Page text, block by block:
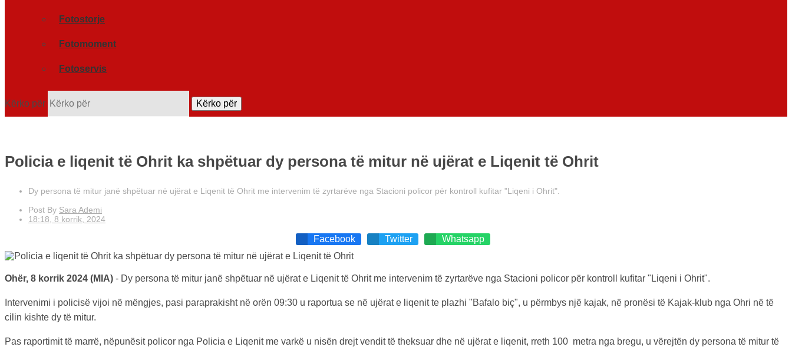
Fotostorje
Fotomoment
Fotoservis
Kërko për Kërko për
Policia e liqenit të Ohrit ka shpëtuar dy persona të mitur në ujërat e Liqenit të Ohrit
Dy persona të mitur janë shpëtuar në ujërat e Liqenit të Ohrit me intervenim të zyrtarëve nga Stacioni policor për kontroll kufitar "Liqeni i Ohrit".
Post By Sara Ademi
18:18, 8 korrik, 2024
Facebook Twitter Whatsapp
Ohër, 8 korrik 2024 (MIA) - Dy persona të mitur janë shpëtuar në ujërat e Liqenit të Ohrit me intervenim të zyrtarëve nga Stacioni policor për kontroll kufitar "Liqeni i Ohrit".
Intervenimi i policisë vijoi në mëngjes, pasi paraprakisht në orën 09:30 u raportua se në ujërat e liqenit te plazhi "Bafalo biç", u përmbys një kajak, në pronësi të Kajak-klub nga Ohri në të
cilin kishte dy të mitur.
Pas raportimit të marrë, nëpunësit policor nga Policia e Liqenit me varkë u nisën drejt vendit të theksuar dhe në ujërat e liqenit, rreth 100 metra nga bregu, u vërejtën dy persona të mitur të